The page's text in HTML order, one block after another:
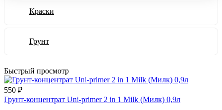
Краски
Грунт
Быстрый просмотр
550 ₽
Грунт-концентрат Uni-primer 2 in 1 Milk (Милк) 0,9л